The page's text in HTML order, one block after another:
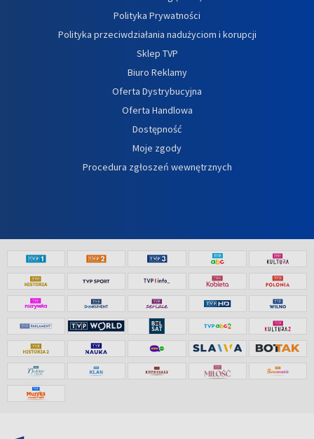
Polityka Prywatności
Polityka przeciwdziałania nadużyciom i korupcji
Sklep TVP
Biuro Reklamy
Oferta Dystrybucyjna
Oferta Handlowa
Dostępność
Moje zgody
Procedura zgłoszeń wewnętrznych